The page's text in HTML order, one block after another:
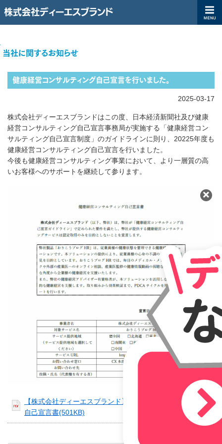
株式会社ディーエスブランド
TOP
当社に関するお知らせ
健康経営コンサルティング自己宣言を行いました。
2025-03-17
株式会社ディーエスブランドはこの度、日本経済新聞社及び健康
経営コンサルティング自己宣言事務局が実施する「健康経営コン
サルティング自己宣言制度」のガイドラインに則り、20225年度も
健康経営コンサルティング自己宣言を行いました。
今後も健康経営コンサルティング事業において、より一層質の高
いお客様へのサポートを継続して参ります。
【株式会社ディーエスブランド】健康経営コンサルティング
自己宣言書(501KB)